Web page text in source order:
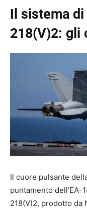
Il sistema
218(V)2: gli
Il cuore pulsante
puntamento dell’EA-
218(V)2, prodotto da